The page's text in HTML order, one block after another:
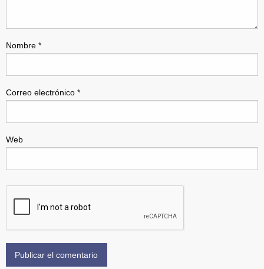
Nombre *
Correo electrónico *
Web